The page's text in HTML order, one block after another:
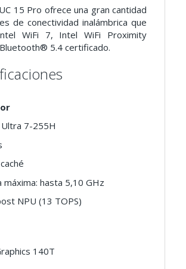
15 Pro ofrece una gran cantidad
de conectividad inalámbrica que
WiFi 7, Intel WiFi Proximity
5.4 certificado.
7-255H
máxima: hasta 5,10 GHz
NPU (13 TOPS)
140T